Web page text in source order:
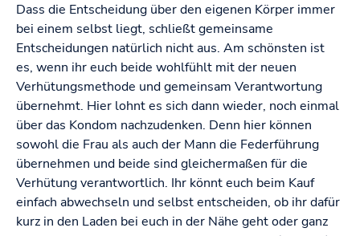
Dass die Entscheidung über den eigenen Körper immer
bei einem selbst liegt, schließt gemeinsame
Entscheidungen natürlich nicht aus. Am schönsten ist
es, wenn ihr euch beide wohlfühlt mit der neuen
Verhütungsmethode und gemeinsam Verantwortung
übernehmt. Hier lohnt es sich dann wieder, noch einmal
über das Kondom nachzudenken. Denn hier können
sowohl die Frau als auch der Mann die Federführung
übernehmen und beide sind gleichermaßen für die
Verhütung verantwortlich. Ihr könnt euch beim Kauf
einfach abwechseln und selbst entscheiden, ob ihr dafür
kurz in den Laden bei euch in der Nähe geht oder ganz